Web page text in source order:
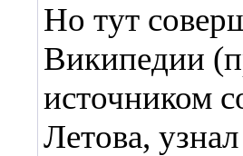
Но тут
Википедии
источником
Летова,